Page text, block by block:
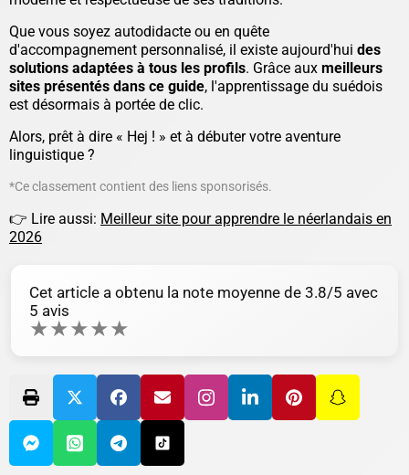
Que vous soyez autodidacte ou en quête
d'accompagnement personnalisé, il existe aujourd'hui des
solutions adaptées à tous les profils. Grâce aux meilleurs
sites présentés dans ce guide, l'apprentissage du suédois
est désormais à portée de clic.
Alors, prêt à dire « Hej ! » et à débuter votre aventure
linguistique ?
*Ce classement contient des liens sponsorisés.
👉 Lire aussi: Meilleur site pour apprendre le néerlandais en
2026
Cet article a obtenu la note moyenne de 3.8/5 avec
5 avis
★★★★★